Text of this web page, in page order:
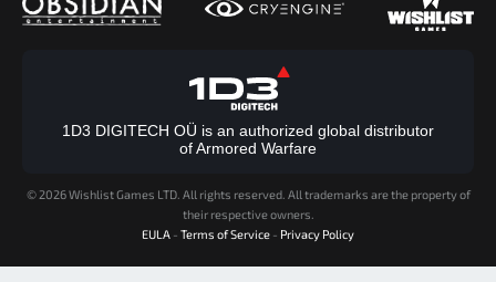
1D3 DIGITECH OÜ is an authorized global distributor
of Armored Warfare
© 2026 Wishlist Games LTD. All rights reserved. All trademarks are the property of
their respective owners.
EULA - Terms of Service - Privacy Policy